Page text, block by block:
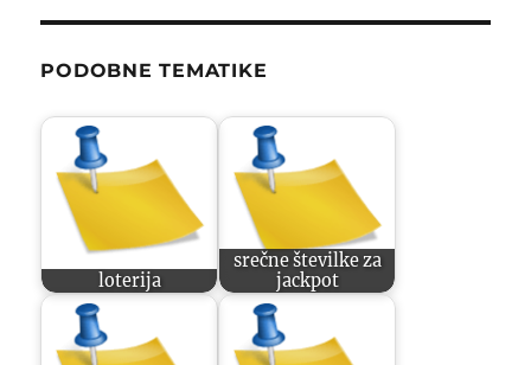
PODOBNE TEMATIKE
loterija
srečne številke za
jackpot